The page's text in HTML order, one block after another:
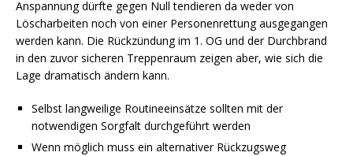
Anspannung dürfte gegen Null tendieren da weder von
Löscharbeiten noch von einer Personenrettung ausgegangen
werden kann. Die Rückzündung im 1. OG und der Durchbrand
in den zuvor sicheren Treppenraum zeigen aber, wie sich die
Lage dramatisch ändern kann.
Selbst langweilige Routineeinsätze sollten mit der
notwendigen Sorgfalt durchgeführt werden
Wenn möglich muss ein alternativer Rückzugsweg